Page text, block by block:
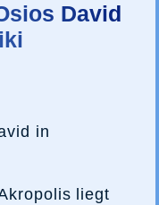
David
in
liegt